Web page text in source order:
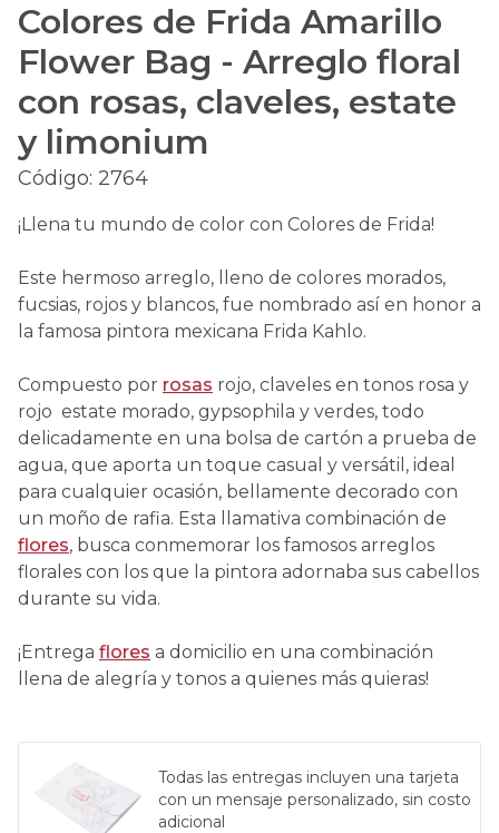
limonium
Colores de Frida Amarillo
Flower Bag - Arreglo floral
con rosas, claveles, estate
y limonium
Código: 2764
¡Llena tu mundo de color con Colores de Frida!
Este hermoso arreglo, lleno de colores morados,
fucsias, rojos y blancos, fue nombrado así en honor a
la famosa pintora mexicana Frida Kahlo.
Compuesto por rosas rojo, claveles en tonos rosa y
rojo estate morado, gypsophila y verdes, todo
delicadamente en una bolsa de cartón a prueba de
agua, que aporta un toque casual y versátil, ideal
para cualquier ocasión, bellamente decorado con
un moño de rafia. Esta llamativa combinación de
flores, busca conmemorar los famosos arreglos
florales con los que la pintora adornaba sus cabellos
durante su vida.
¡Entrega flores a domicilio en una combinación
llena de alegría y tonos a quienes más quieras!
Todas las entregas incluyen una tarjeta
con un mensaje personalizado, sin costo
adicional